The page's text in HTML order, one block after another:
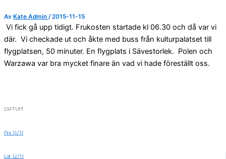
Av Kate Admin /2015-11-15
Vi fick gå upp tidigt. Frukosten startade kl 06.30 och då var vi
där. Vi checkade ut och åkte med buss från kulturpalatset till
flygplatsen, 50 minuter. En flygplats i Sävestorlek. Polen och
Warzawa var bra mycket finare än vad vi hade föreställt oss.
DATUM
Fre 11/11
Lör 12/11